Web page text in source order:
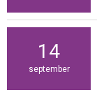
14
september